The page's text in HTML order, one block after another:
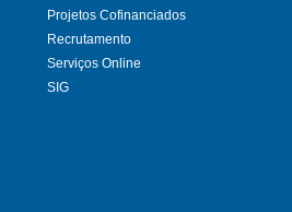
Projetos Cofinanciados
Recrutamento
Serviços Online
SIG